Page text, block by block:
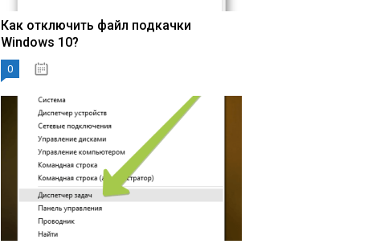
Как отключить файл подкачки
Windows 10?
0